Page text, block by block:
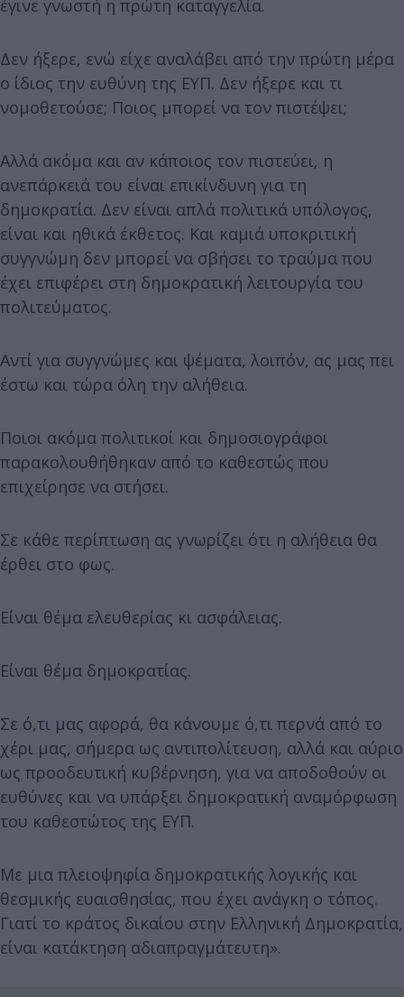
έγινε γνωστή η πρώτη καταγγελία.
Δεν ήξερε, ενώ είχε αναλάβει από την πρώτη μέρα
ο ίδιος την ευθύνη της ΕΥΠ. Δεν ήξερε και τι
νομοθετούσε; Ποιος μπορεί να τον πιστέψει;
Αλλά ακόμα και αν κάποιος τον πιστεύει, η
ανεπάρκειά του είναι επικίνδυνη για τη
δημοκρατία. Δεν είναι απλά πολιτικά υπόλογος,
είναι και ηθικά έκθετος. Και καμιά υποκριτική
συγγνώμη δεν μπορεί να σβήσει το τραύμα που
έχει επιφέρει στη δημοκρατική λειτουργία του
πολιτεύματος.
Αντί για συγγνώμες και ψέματα, λοιπόν, ας μας πει
έστω και τώρα όλη την αλήθεια.
Ποιοι ακόμα πολιτικοί και δημοσιογράφοι
παρακολουθήθηκαν από το καθεστώς που
επιχείρησε να στήσει.
Σε κάθε περίπτωση ας γνωρίζει ότι η αλήθεια θα
έρθει στο φως.
Είναι θέμα ελευθερίας κι ασφάλειας.
Είναι θέμα δημοκρατίας.
Σε ό,τι μας αφορά, θα κάνουμε ό,τι περνά από το
χέρι μας, σήμερα ως αντιπολίτευση, αλλά και αύριο
ως προοδευτική κυβέρνηση, για να αποδοθούν οι
ευθύνες και να υπάρξει δημοκρατική αναμόρφωση
του καθεστώτος της ΕΥΠ.
Με μια πλειοψηφία δημοκρατικής λογικής και
θεσμικής ευαισθησίας, που έχει ανάγκη ο τόπος.
Γιατί το κράτος δικαίου στην Ελληνική Δημοκρατία,
είναι κατάκτηση αδιαπραγμάτευτη».